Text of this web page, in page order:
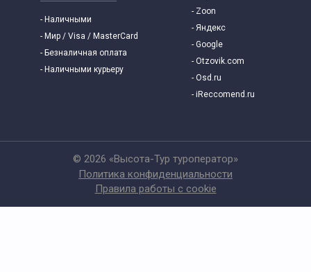
Экскурсии для школьников 8 класса
- Наличными
- Мир / Visa / MasterCard
- Безналичная оплата
- Наличными курьеру
- Zoon
- Яндекс
- Google
- Otzovik.com
- Osd.ru
- iReccomend.ru
© 2026 «Высота-Тур туроператор»
Политика конфиденциальности
Правила работы с cookie